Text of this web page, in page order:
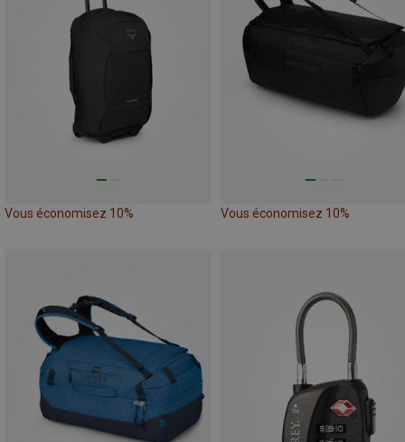
Vous économisez 10% Vous économisez 10%